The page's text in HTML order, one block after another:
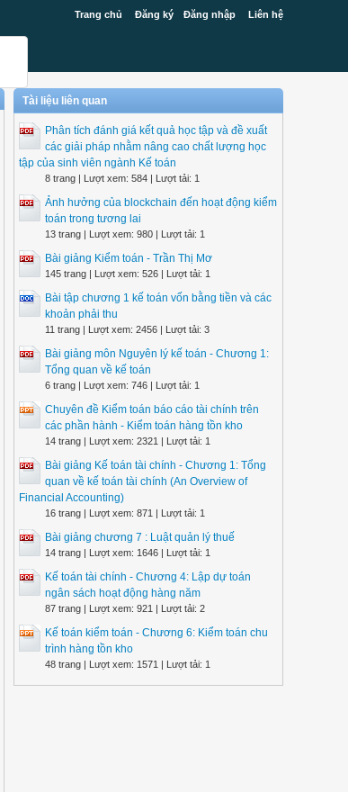
Trang chủ Đăng ký Đăng nhập Liên hệ
Tài liệu liên quan
Phân tích đánh giá kết quả học tập và đề xuất
các giải pháp nhằm nâng cao chất lượng học
tập của sinh viên ngành Kế toán
8 trang | Lượt xem: 584 | Lượt tải: 1
Ảnh hưởng của blockchain đến hoạt động kiểm
toán trong tương lai
13 trang | Lượt xem: 980 | Lượt tải: 1
Bài giảng Kiểm toán - Trần Thị Mơ
145 trang | Lượt xem: 526 | Lượt tải: 1
Bài tập chương 1 kế toán vốn bằng tiền và các
khoản phải thu
11 trang | Lượt xem: 2456 | Lượt tải: 3
Bài giảng môn Nguyên lý kế toán - Chương 1:
Tổng quan về kế toán
6 trang | Lượt xem: 746 | Lượt tải: 1
Chuyên đề Kiểm toán báo cáo tài chính trên
các phần hành - Kiểm toán hàng tồn kho
14 trang | Lượt xem: 2321 | Lượt tải: 1
Bài giảng Kế toán tài chính - Chương 1: Tổng
quan về kế toán tài chính (An Overview of
Financial Accounting)
16 trang | Lượt xem: 871 | Lượt tải: 1
Bài giảng chương 7 : Luật quản lý thuế
14 trang | Lượt xem: 1646 | Lượt tải: 1
Kế toán tài chính - Chương 4: Lập dự toán
ngân sách hoạt động hàng năm
87 trang | Lượt xem: 921 | Lượt tải: 2
Kế toán kiểm toán - Chương 6: Kiểm toán chu
trình hàng tồn kho
48 trang | Lượt xem: 1571 | Lượt tải: 1